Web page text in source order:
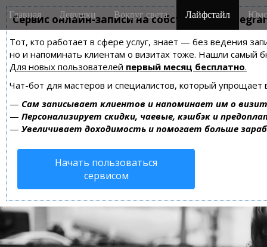
Сервис онлайн-записи на собственном
Тот, кто работает в сфере услуг, знает — без ведения
но и напоминать клиентам о визитах тоже. Нашли самый
Для новых пользователей первый месяц бесплатно.
Чат-бот для мастеров и специалистов, который упрощает
— Сам записывает клиентов и напоминает им о
— Персонализирует скидки, чаевые, кэшбэк и
— Увеличивает доходимость и помогает больше
Начать пользоваться
сервисом
M
a
n
m
e
n
u
i
Главная Девушки Вокруг света Лайфстайл